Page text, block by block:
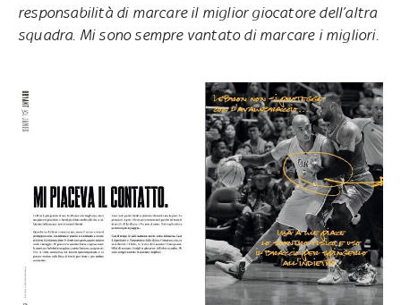
responsabilità di marcare il miglior giocatore dell’altra
squadra. Mi sono sempre vantato di marcare i migliori.